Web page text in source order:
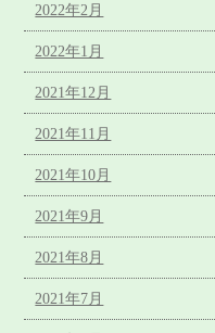
2022年2月
2022年1月
2021年12月
2021年11月
2021年10月
2021年9月
2021年8月
2021年7月